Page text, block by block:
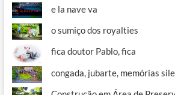
e la nave va
o sumiço dos royalties
fica doutor Pablo, fica
congada, jubarte, memórias